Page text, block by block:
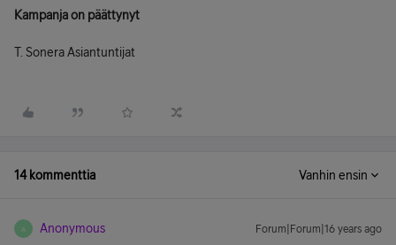
Kampanja on päättynyt
T. Sonera Asiantuntijat
14 kommenttia Vanhin ensin
A Anonymous Forum|Forum|16 years ago